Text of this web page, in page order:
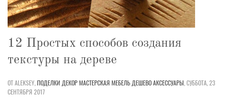
12 Простых способов создания
текстуры на дереве
ОТ ALEKSEY,ПОДЕЛКИ ДЕКОРМАСТЕРСКАЯ МЕБЕЛЬ ДЕШЕВОАКСЕССУАРЫ,СУББОТА, 23
СЕНТЯБРЯ 2017